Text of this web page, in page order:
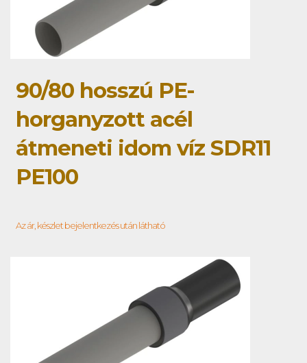
90/80 hosszú PE-
horganyzott acél
átmeneti idom víz SDR11
PE100
Az ár, készlet bejelentkezés után látható